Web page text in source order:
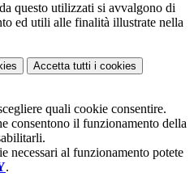
questo utilizzati si avvalgono di
ed utili alle finalità illustrate nella
Accetta tutti i cookies
quali cookie consentire.
consentono il funzionamento della
necessari al funzionamento potete
.